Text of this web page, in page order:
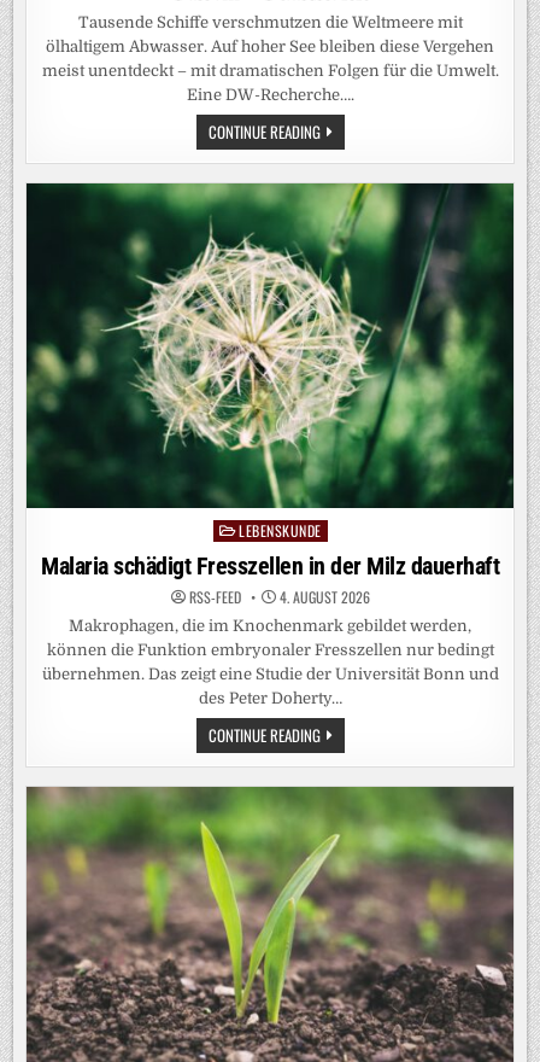
Tausende Schiffe verschmutzen die Weltmeere mit
ölhaltigem Abwasser. Auf hoher See bleiben diese Vergehen
meist unentdeckt – mit dramatischen Folgen für die Umwelt.
Eine DW-Recherche….
CONTINUE READINGEXKLUSIV:
WIE
SCHIFFE
ÖL
MEER
ENTSORGEN
PostedLEBENSKUNDE
Malaria schädigt Fresszellen in der Milz dauerhaft
RSS-FEED 4. AUGUST 2026
Makrophagen, die im Knochenmark gebildet werden,
können die Funktion embryonaler Fresszellen nur bedingt
übernehmen. Das zeigt eine Studie der Universität Bonn und
des Peter Doherty…
CONTINUE READINGMALARIA
SCHÄDIGT
FRESSZELLEN
MILZ
DAUERHAFT